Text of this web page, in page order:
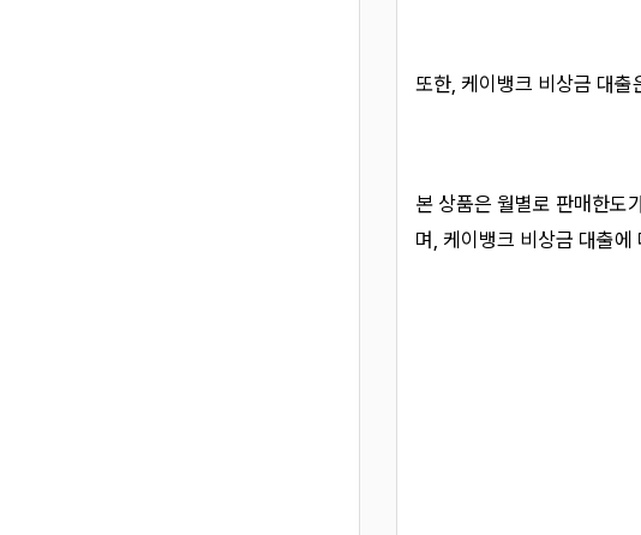
또한, 케이뱅크 비상금 대
본 상품은 월별로 판매한도
며, 케이뱅크 비상금 대출에